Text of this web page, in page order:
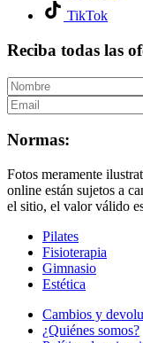
TikTok
Reciba todas las
Normas:
Fotos meramente
online están sujetos a
el sitio, el valor válido
Pilates
Fisioterapia
Gimnasio
Estética
Cambios y
¿Quiénes somos?